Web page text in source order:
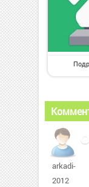
arkadi-
2012